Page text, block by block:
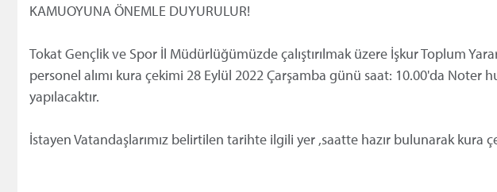
KAMUOYUNA ÖNEMLE DUYURULUR!
Tokat Gençlik ve Spor İl Müdürlüğümüzde çalıştırılmak üzere İşkur Toplum
personel alımı kura çekimi 28 Eylül 2022 Çarşamba günü saat: 10.00'da
yapılacaktır.
İstayen Vatandaşlarımız belirtilen tarihte ilgili yer ,saatte hazır bulunarak kura